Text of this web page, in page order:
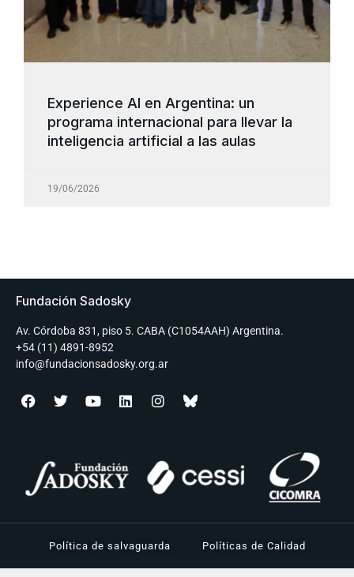
Experience AI en Argentina: un
programa internacional para llevar la
inteligencia artificial a las aulas
19/06/2026
Fundación Sadosky
Av. Córdoba 831, piso 5. CABA (C1054AAH) Argentina.
+54 (11) 4891-8952
info@fundacionsadosky.org.ar
Política de salvaguarda Políticas de Calidad